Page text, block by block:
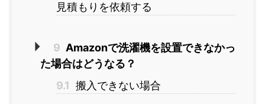
見積もりを依頼する
9 Amazonで洗濯機を設置できなかっ
た場合はどうなる？
9.1 搬入できない場合